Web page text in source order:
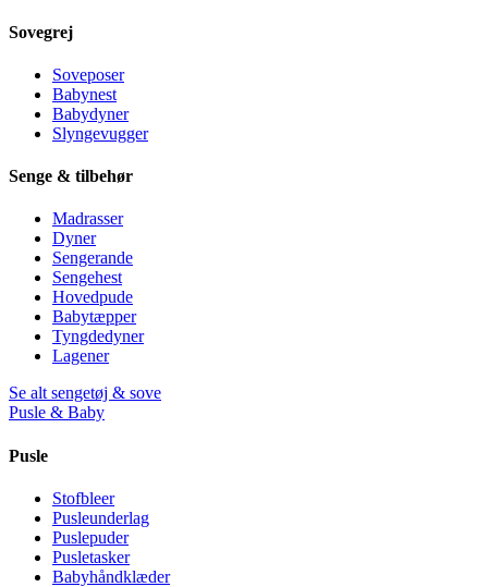
Sovegrej
Soveposer
Babynest
Babydyner
Slyngevugger
Senge & tilbehør
Madrasser
Dyner
Sengerande
Sengehest
Hovedpude
Babytæpper
Tyngdedyner
Lagener
Se alt sengetøj & sove
Pusle & Baby
Pusle
Stofbleer
Pusleunderlag
Puslepuder
Pusletasker
Babyhåndklæder